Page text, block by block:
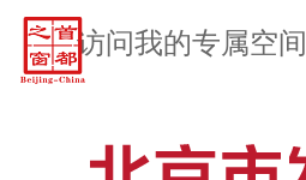
访问我的专属空间